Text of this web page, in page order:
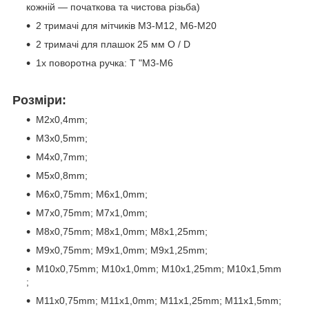
кожній — початкова та чистова різьба)
2 тримачі для мітчиків M3-M12, M6-M20
2 тримачі для плашок 25 мм O / D
1x поворотна ручка: T "M3-M6
Розміри:
M2x0,4mm;
M3x0,5mm;
M4x0,7mm;
M5x0,8mm;
M6x0,75mm; M6x1,0mm;
M7x0,75mm; M7x1,0mm;
M8x0,75mm; M8x1,0mm; M8x1,25mm;
M9x0,75mm; M9x1,0mm; M9x1,25mm;
M10x0,75mm; M10x1,0mm; M10x1,25mm; M10x1,5mm
;
M11x0,75mm; M11x1,0mm; M11x1,25mm; M11x1,5mm;